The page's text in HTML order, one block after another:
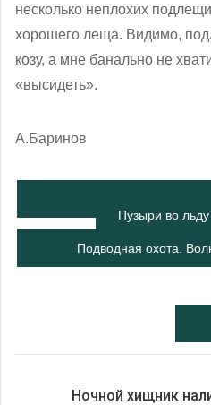
несколько неплохих
хорошего леща. Видимо,
козу, а мне банально не
«высидеть».
А.Баринов
Пузыри во льду
Подводная охота.
Ночной хищник